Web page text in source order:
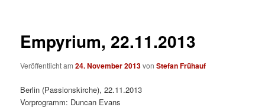
Empyrium, 22.11.2013
Veröffentlicht am24. November 2013vonStefan Frühauf
Berlin (Passionskirche), 22.11.2013
Vorprogramm: Duncan Evans